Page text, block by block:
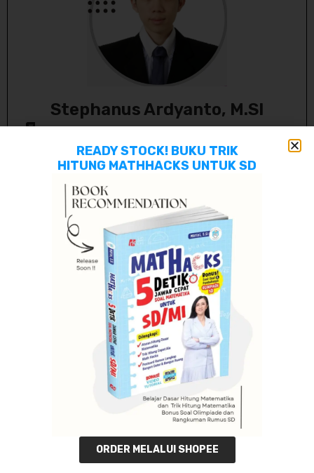
Stephanus Ardyanto, M.SI
internasional
S1 Sarjana Sains ITB
S2 Master Sains ITB
Bahasa Indonesia dan Inggris Murid
5/5 Rating
Kenali Guru
Deni Aryanti, S.PD, M.SC
Matematika SD - SMA, Fisika SMP - SMA (Nasional &
Internasional)
READY STOCK! BUKU TRIK
HITUNG MATHHACKS UNTUK SD
ORDER MELALUI SHOPEE